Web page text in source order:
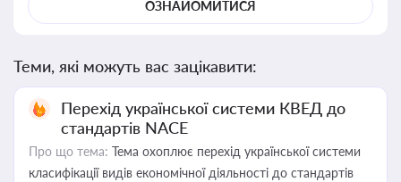
ОЗНАЙОМИТИСЯ
Теми, які можуть вас зацікавити:
Перехід української системи КВЕД до
стандартів NACE
Про що тема: Тема охоплює перехід української системи
класифікації видів економічної діяльності до стандартів